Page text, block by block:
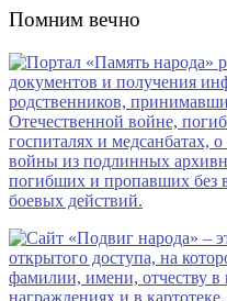
Помним вечно